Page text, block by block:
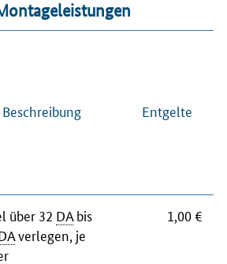
Beschreibung Entgelte
über 32 DAbis
verlegen, je
1,00 €